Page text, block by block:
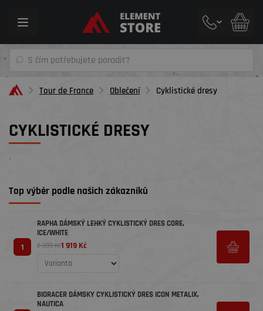
Toggle
Tour de France Oblečení Cyklistické dresy
CYKLISTICKÉ DRESY
´
Top výběr podle našich zákazníků
1
RAPHA DÁMSKÝ LEHKÝ CYKLISTICKÝ DRES CORE,
ICE/WHITE
2 399 Kč1 919 Kč
BIORACER DÁMSKY CYKLISTICKÝ DRES ICON METALIX,
NAUTICA